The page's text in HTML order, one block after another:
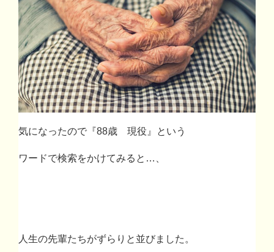
気になったので『88歳 現役』という
ワードで検索をかけてみると
人生の先輩たちがずらりと並びました。